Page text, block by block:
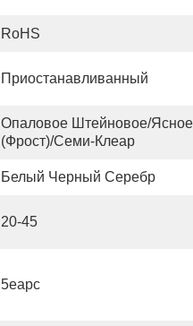
RoHS
Приостанавливанный
Опаловое Штейновое/ясное
(Фрост)/Семи-Клеар
Белый Черный Серебр
20-45
5еарс